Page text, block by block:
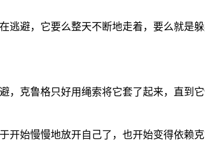
逃避，它要么整天不断地走着，要么就是
，克鲁格只好用绳索将它套了起来，直到
开始慢慢地放开自己了，也开始变得依赖